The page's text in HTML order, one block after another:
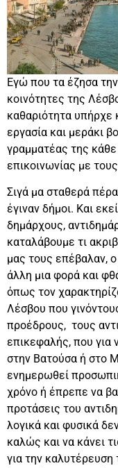
Εγώ που τα έζησα
κοινότητες της
καθαριότητα υπήρχε
εργασία και μεράκι
γραμματέας της
επικοινωνίας με
Σιγά μα σταθερά
έγιναν δήμοι. Και
δημάρχους,
καταλάβουμε τι
μας τους επέβαλαν,
άλλη μια φορά και
όπως τον
Λέσβου που
προέδρους, τους
επικεφαλής, που για
στην Βατούσα ή στο
ενημερωθεί
χρόνο ή έπρεπε να
προτάσεις του
λογικά και φυσικά
καλώς και να κάνει
για την